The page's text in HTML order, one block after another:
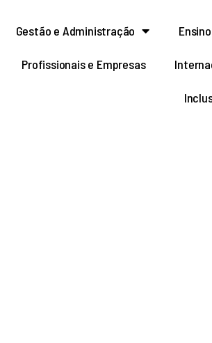
Gestão e Administração Ensino
Profissionais e Empresas